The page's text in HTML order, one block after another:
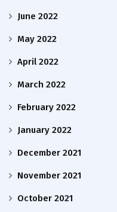
June 2022
May 2022
April 2022
March 2022
February 2022
January 2022
December 2021
November 2021
October 2021